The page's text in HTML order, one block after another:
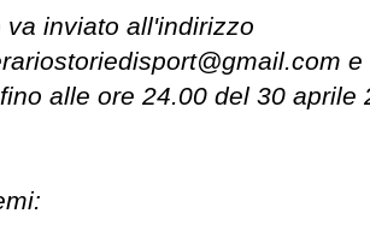
va inviato all'indirizzo
alle ore 24.00 del 30 aprile